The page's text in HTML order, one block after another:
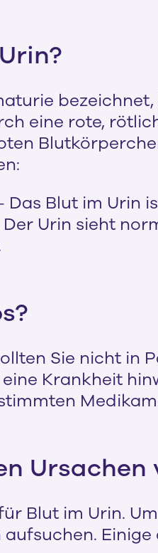
eine rote,
Das Blut im Urin
Der Urin sieht
Sie nicht in
Krankheit
Ursachen
Blut im Urin.